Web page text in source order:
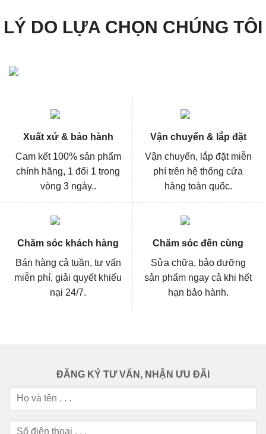
LÝ DO LỰA CHỌN CHÚNG TÔI
Xuất xứ & bảo hành
Cam kết 100% sản phẩm
chính hãng, 1 đổi 1 trong
vòng 3 ngày..
Vận chuyển & lắp đặt
Vận chuyển, lắp đặt miễn
phí trên hệ thống cửa
hàng toàn quốc.
Chăm sóc khách hàng
Bán hàng cả tuần, tư vấn
miễn phí, giải quyết khiếu
nại 24/7.
Chăm sóc đến cùng
Sửa chữa, bảo dưỡng
sản phẩm ngay cả khi hết
hạn bảo hành.
ĐĂNG KÝ TƯ VẤN, NHẬN ƯU ĐÃI